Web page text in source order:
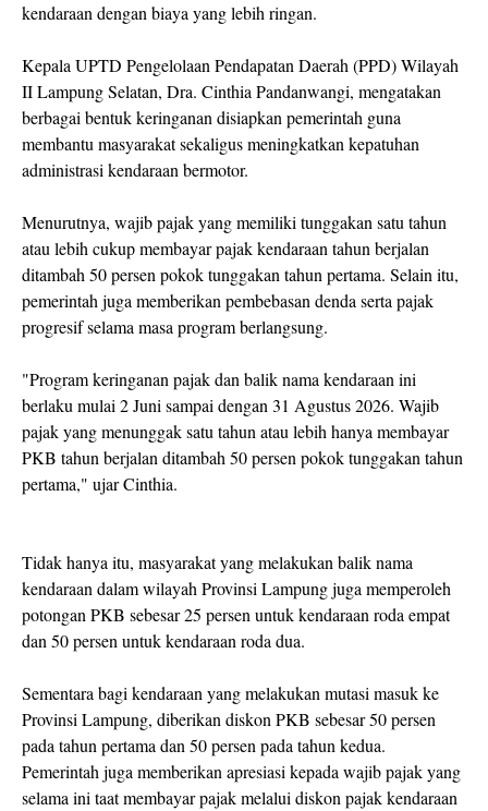
kendaraan dengan biaya yang lebih ringan.
Kepala UPTD Pengelolaan Pendapatan Daerah (PPD) Wilayah
II Lampung Selatan, Dra. Cinthia Pandanwangi, mengatakan
berbagai bentuk keringanan disiapkan pemerintah guna
membantu masyarakat sekaligus meningkatkan kepatuhan
administrasi kendaraan bermotor.
Menurutnya, wajib pajak yang memiliki tunggakan satu tahun
atau lebih cukup membayar pajak kendaraan tahun berjalan
ditambah 50 persen pokok tunggakan tahun pertama. Selain itu,
pemerintah juga memberikan pembebasan denda serta pajak
progresif selama masa program berlangsung.
"Program keringanan pajak dan balik nama kendaraan ini
berlaku mulai 2 Juni sampai dengan 31 Agustus 2026. Wajib
pajak yang menunggak satu tahun atau lebih hanya membayar
PKB tahun berjalan ditambah 50 persen pokok tunggakan tahun
pertama," ujar Cinthia.
Tidak hanya itu, masyarakat yang melakukan balik nama
kendaraan dalam wilayah Provinsi Lampung juga memperoleh
potongan PKB sebesar 25 persen untuk kendaraan roda empat
dan 50 persen untuk kendaraan roda dua.
Sementara bagi kendaraan yang melakukan mutasi masuk ke
Provinsi Lampung, diberikan diskon PKB sebesar 50 persen
pada tahun pertama dan 50 persen pada tahun kedua.
Pemerintah juga memberikan apresiasi kepada wajib pajak yang
selama ini taat membayar pajak melalui diskon pajak kendaraan